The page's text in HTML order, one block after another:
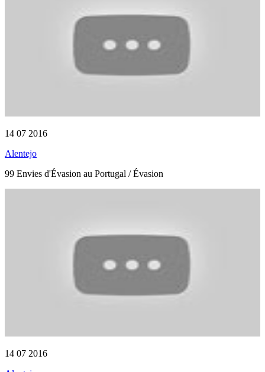
14 07 2016
Alentejo
99 Envies d'Évasion au Portugal / Évasion
14 07 2016